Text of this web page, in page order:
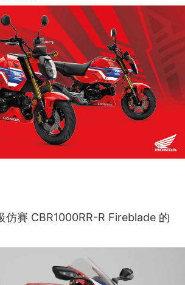
仿賽 CBR1000RR-R Fireblade 的